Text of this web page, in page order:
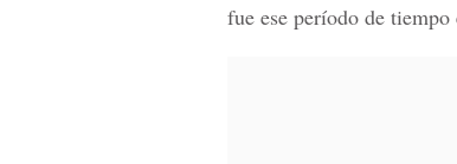
fue ese período de